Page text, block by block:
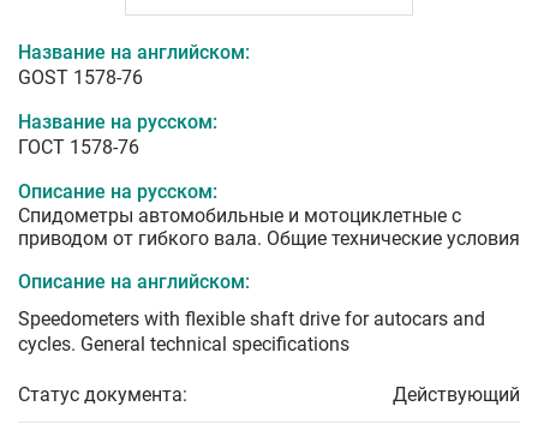
Название на английском:
GOST 1578-76
Название на русском:
ГОСТ 1578-76
Описание на русском:
Спидометры автомобильные и мотоциклетные с
приводом от гибкого вала. Общие технические условия
Описание на английском:
Speedometers with flexible shaft drive for autocars and
cycles. General technical specifications
Статус документа: Действующий